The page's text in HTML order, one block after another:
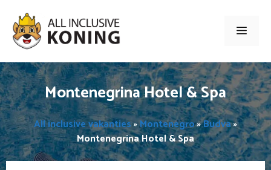
naar
inhoud
Menu
Montenegrina Hotel & Spa
All inclusive vakanties»Montenegro»Budva»
Montenegrina Hotel & Spa